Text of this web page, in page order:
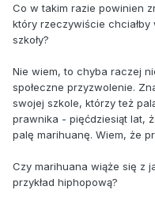
Co w takim razie powinien
który rzeczywiście
szkoły?
Nie wiem, to chyba raczej
społeczne przyzwolenie.
swojej szkole, którzy też
prawnika - pięćdziesiąt lat,
palę marihuanę. Wiem, że
Czy marihuana wiąże się z
przykład hiphopową?